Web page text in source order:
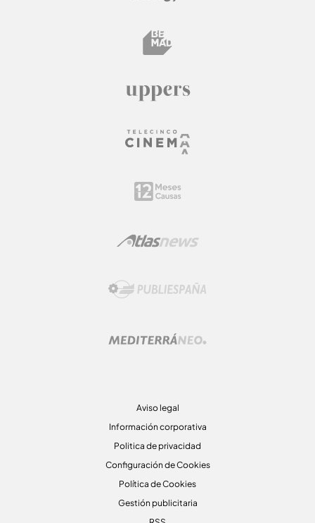
Aviso legal
Información corporativa
Politica de privacidad
Configuración de Cookies
Política de Cookies
Gestión publicitaria